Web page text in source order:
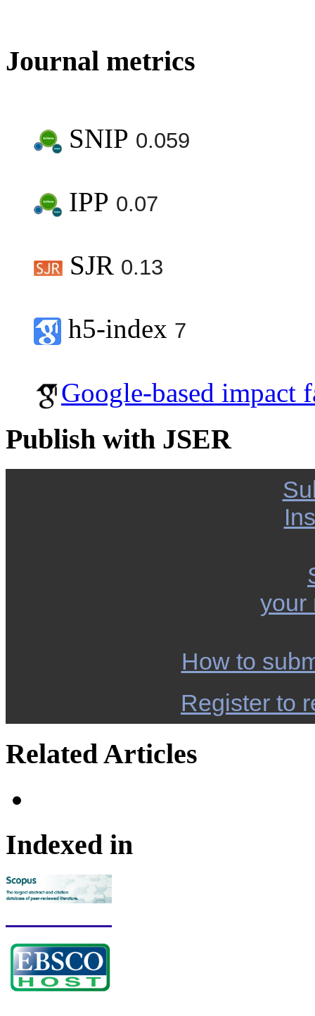
Journal metrics
SNIP 0.059
IPP 0.07
SJR 0.13
h5-index 7
Google-based impact
Publish with JSER
your
How to
Register to
Related Articles
Indexed in